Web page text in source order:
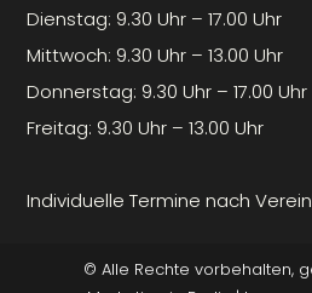
Dienstag: 9.30 Uhr – 17.00 Uhr
Mittwoch: 9.30 Uhr – 13.00 Uhr
Donnerstag: 9.30 Uhr – 17.00 Uhr
Freitag: 9.30 Uhr – 13.00 Uhr
Individuelle Termine nach
© Alle Rechte vorbehalten,